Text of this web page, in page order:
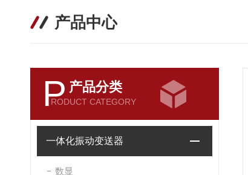
产品中心
P 产品分类
RODUCT CATEGORY
一体化振动变送器
数显